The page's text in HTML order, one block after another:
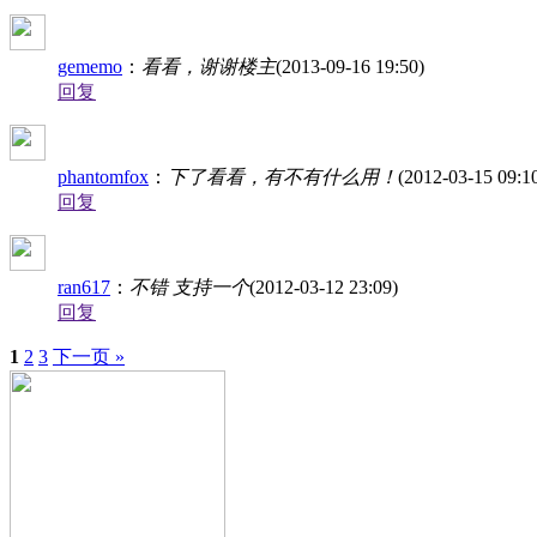
gememo ： 看看，谢谢楼主(2013-09-16 19:50)
回复
phantomfox ： 下了看看，有不有什么用！ (2012-03-15
回复
ran617 ： 不错 支持一个(2012-03-12 23:09)
回复
1 2 3 下一页 »